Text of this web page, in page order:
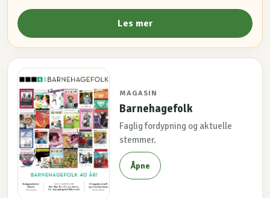
Les mer
MAGASIN
Barnehagefolk
Faglig fordypning og aktuelle
stemmer.
Åpne